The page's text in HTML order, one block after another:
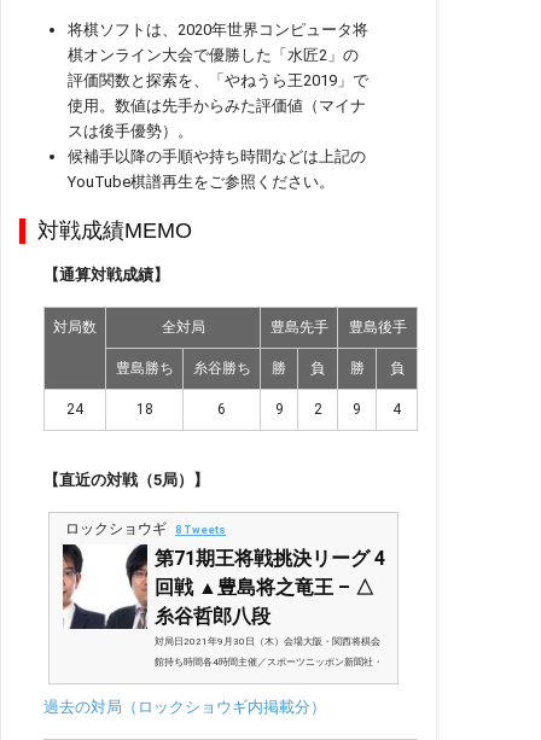
将棋ソフトは、2020年世界コンピュータ将
棋オンライン大会で優勝した「水匠2」の
評価関数と探索を、「やねうら王2019」で
使用。数値は先手からみた評価値（マイナ
スは後手優勢）。
候補手以降の手順や持ち時間などは上記の
YouTube棋譜再生をご参照ください。
対戦成績MEMO
【通算対戦成績】
対局数 全対局 豊島先手 豊島後手
豊島勝ち 糸谷勝ち 勝 負 勝 負
24 18 6 9 2 9 4
【直近の対戦（5局）】
ロックショウギ 8 Tweets
第71期王将戦挑決リーグ 4
回戦 ▲豊島将之竜王 – △
糸谷哲郎八段
対局日2021年9月30日（木）会場大阪・関西将棋会
館持ち時間各4時間主催／スポーツニッポン新聞社・
毎日新聞社、協賛／（株）囲碁将棋チャンネル公式サ
イト連盟サイト／王将戦：日本将棋連盟毎日新聞サイ
過去の対局（ロックショウギ内掲載分）